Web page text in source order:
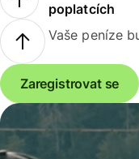
poplatcích
Vaše peníze
Zaregistrovat se